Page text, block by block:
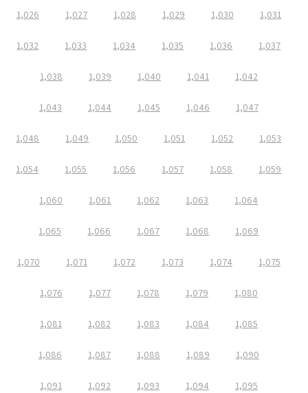
1,026 1,027 1,028 1,029 1,030 1,031
1,032 1,033 1,034 1,035 1,036 1,037
1,038 1,039 1,040 1,041 1,042
1,043 1,044 1,045 1,046 1,047
1,048 1,049 1,050 1,051 1,052 1,053
1,054 1,055 1,056 1,057 1,058 1,059
1,060 1,061 1,062 1,063 1,064
1,065 1,066 1,067 1,068 1,069
1,070 1,071 1,072 1,073 1,074 1,075
1,076 1,077 1,078 1,079 1,080
1,081 1,082 1,083 1,084 1,085
1,086 1,087 1,088 1,089 1,090
1,091 1,092 1,093 1,094 1,095